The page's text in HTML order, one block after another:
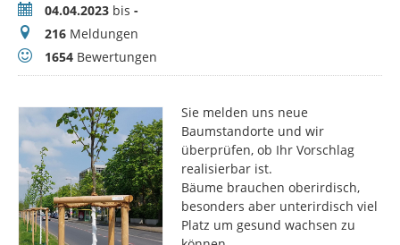
Zeitraum04.04.2023 bis -
Meldungen
216 Meldungen
Bewertungen
1654 Bewertungen
Sie melden uns neue
Baumstandorte und wir
überprüfen, ob Ihr Vorschlag
realisierbar ist.
Bäume brauchen oberirdisch,
besonders aber unterirdisch viel
Platz um gesund wachsen zu